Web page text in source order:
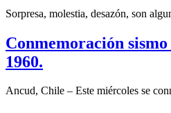
Sorpresa, molestia, desazón, son
Conmemoración
1960.
Ancud, Chile – Este miércoles se